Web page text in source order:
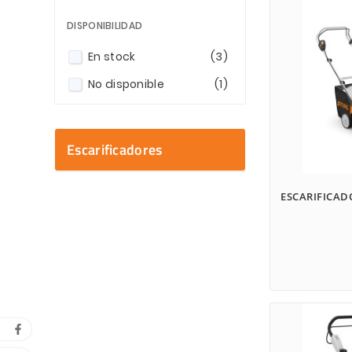
DISPONIBILIDAD
En stock
(3)
No disponible
(1)
Escarificadores